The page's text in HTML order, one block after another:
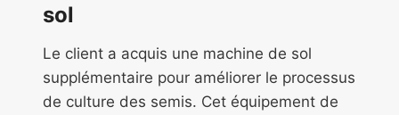
sol
Le client a acquis une machine de sol
supplémentaire pour améliorer le processus
de culture des semis. Cet équipement de